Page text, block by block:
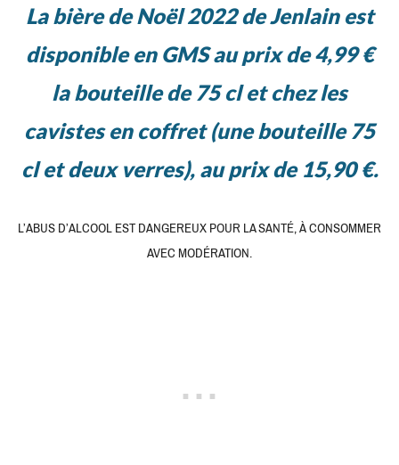
La bière de Noël 2022 de Jenlain est
disponible en GMS au prix de 4,99 €
la bouteille de 75 cl et chez les
cavistes en coffret (une bouteille 75
cl et deux verres), au prix de 15,90 €.
L’ABUS D’ALCOOL EST DANGEREUX POUR LA SANTÉ, À CONSOMMER
AVEC MODÉRATION.